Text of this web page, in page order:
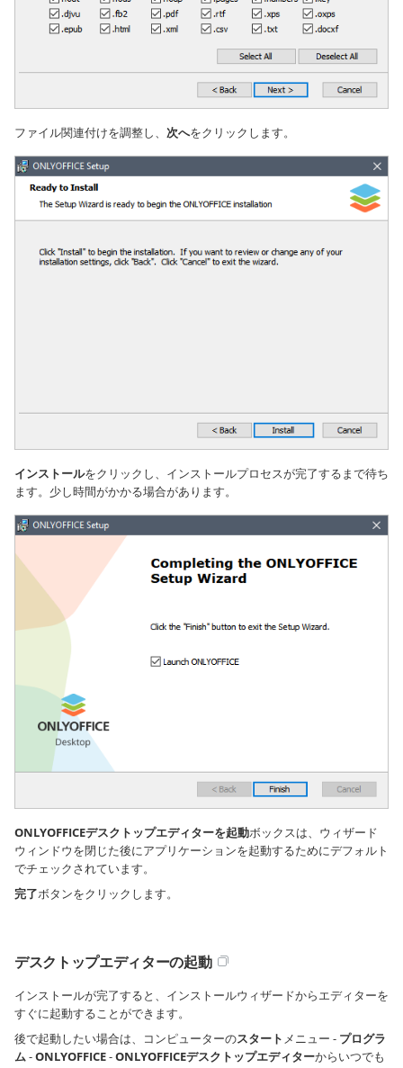
ファイル関連付けを調整し、 次へをクリックします。
インストールをクリックし、インストールプロセスが完了するまで待ち
ます。少し時間がかかる場合があります。
ONLYOFFICEデスクトップエディターを起動ボックスは、ウィザード
ウィンドウを閉じた後にアプリケーションを起動するためにデフォルト
でチェックされています。
完了ボタンをクリックします。
デスクトップエディターの起動
インストールが完了すると、インストールウィザードからエディターを
すぐに起動することができます。
後で起動したい場合は、コンピューターのスタート メニュー - プログラ
ム-ONLYOFFICE-ONLYOFFICEデスクトップエディターからいつでも